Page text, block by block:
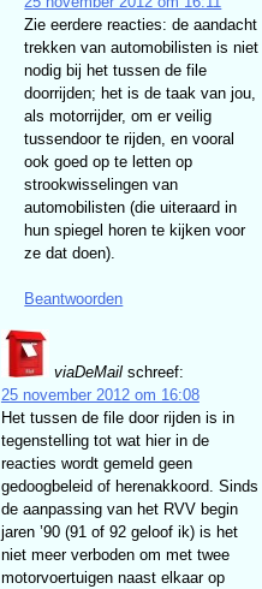
Zie eerdere reacties: de aandacht
trekken van automobilisten is niet
nodig bij het tussen de file
doorrijden; het is de taak van jou,
als motorrijder, om er veilig
tussendoor te rijden, en vooral
ook goed op te letten op
strookwisselingen van
automobilisten (die uiteraard in
hun spiegel horen te kijken voor
ze dat doen).
Beantwoorden
viaDeMail schreef:
25 november 2012 om 16:08
Het tussen de file door rijden is in
tegenstelling tot wat hier in de
reacties wordt gemeld geen
gedoogbeleid of herenakkoord. Sinds
de aanpassing van het RVV begin
jaren ’90 (91 of 92 geloof ik) is het
niet meer verboden om met twee
motorvoertuigen naast elkaar op